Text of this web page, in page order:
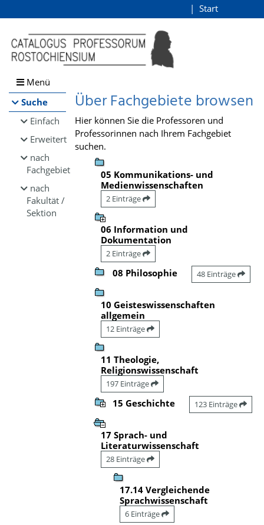
Browsen
direkt zum Inhalt
Start
Menü
Suche
Einfach
Erweitert
nach
Fachgebiet
nach
Fakultät /
Sektion
Über Fachgebiete browsen
Hier können Sie die Professoren und
Professorinnen nach Ihrem Fachgebiet
suchen.
05 Kommunikations- und
Medienwissenschaften
2 Einträge
06 Information und
Dokumentation
2 Einträge
08 Philosophie 48 Einträge
10 Geisteswissenschaften
allgemein
12 Einträge
11 Theologie,
Religionswissenschaft
197 Einträge
15 Geschichte 123 Einträge
17 Sprach- und
Literaturwissenschaft
28 Einträge
17.14 Vergleichende
Sprachwissenschaft
6 Einträge